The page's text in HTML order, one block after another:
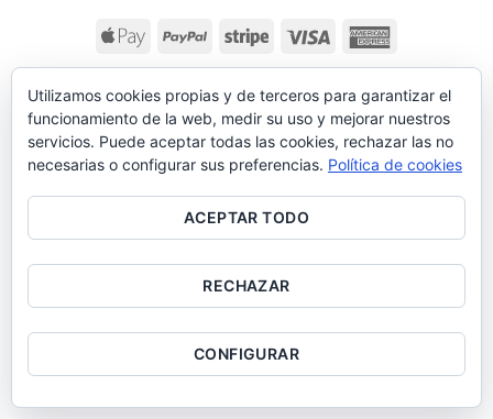
POLÍTICA DE PRIVACIDAD
Utilizamos cookies propias y de terceros para garantizar el
funcionamiento de la web, medir su uso y mejorar nuestros
servicios. Puede aceptar todas las cookies, rechazar las no
necesarias o configurar sus preferencias. Política de cookies
ACEPTAR TODO
RECHAZAR
CONFIGURAR